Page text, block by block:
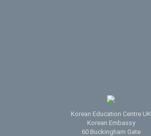
Korean Education Centre UK
Korean Embassy
60 Buckingham Gate